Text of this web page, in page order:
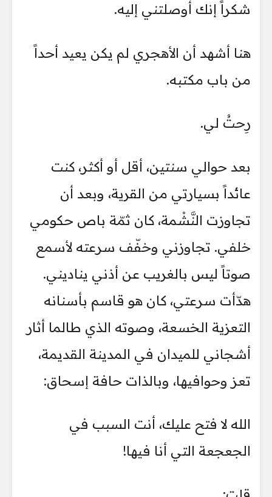
شكراً إنك أوصلتني إليه.
هنا أشهد أن الأهجري لم يكن يعيد أحداً
من باب مكتبه.
رِحتُ لي.
بعد حوالي سنتين، أقل أو أكثر، كنت
عائداً بسيارتي من القرية، وبعد أن
تجاوزت النَّشْمة، كان ثمّة باص حكومي
خلفي. تجاوزني وخفّف سرعته لأسمع
صوتاً ليس بالغريب عن أذني يناديني.
هدّأت سرعتي، كان هو قاسم بأسنانه
التعزية الخسعة، وصوته الذي طالما أثار
أشجاني للميدان في المدينة القديمة،
تعز وحوافيها، وبالذات حافة إسحاق:
الله لا فتح عليك، أنت السبب في
الجعجعة التي أنا فيها!